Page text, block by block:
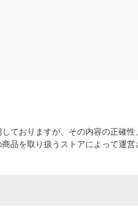
ておりますが、その内容の正確
品を取り扱うストアによって運